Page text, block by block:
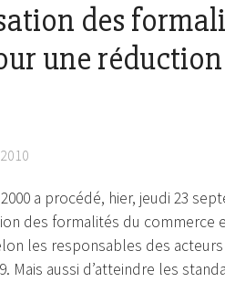
des
une
a procédé, hier, jeudi 23
des formalités du commerce
les responsables des
Mais aussi d’atteindre les